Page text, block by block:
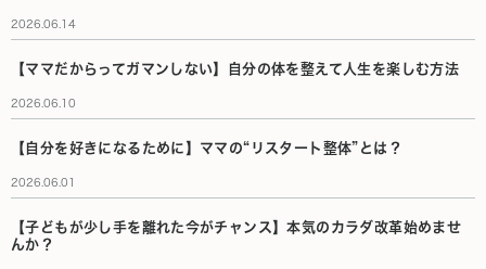
2026.06.14
【ママだからってガマンしない】自分の体を整えて人生を楽しむ方法
2026.06.10
【自分を好きになるために】ママの“リスタート整体”とは？
2026.06.01
【子どもが少し手を離れた今がチャンス】本気のカラダ改革始めませ
んか？